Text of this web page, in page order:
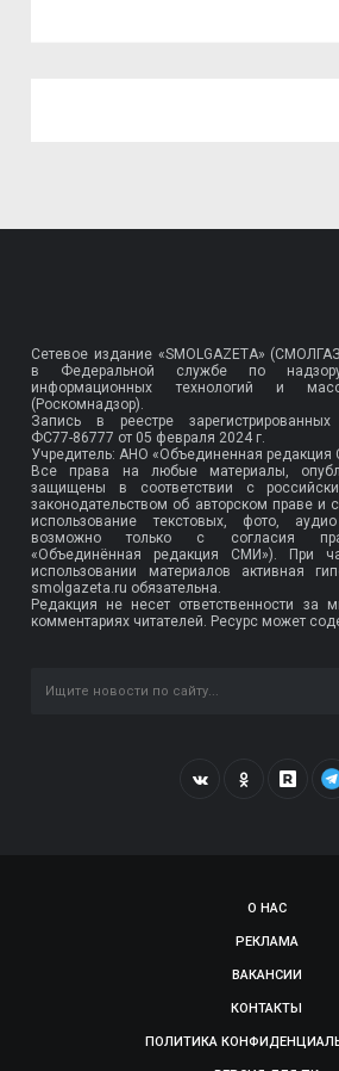
Сетевое издание «SMOLGAZETA»
в Федеральной службе по
информационных технологий и
(Роскомнадзор).
Запись в реестре
ФС77-86777 от 05 февраля 2024 г.
Учредитель: АНО «Объединенная редакция
Все права на любые материалы,
защищены в соответствии с
законодательством об авторском праве
использование текстовых, фото,
возможно только с согласия
«Объединённая редакция СМИ»). При
использовании материалов активная
smolgazeta.ru обязательна.
Редакция не несет ответственности за
комментариях читателей. Ресурс может
О НАС
РЕКЛАМА
ВАКАНСИИ
КОНТАКТЫ
ПОЛИТИКА